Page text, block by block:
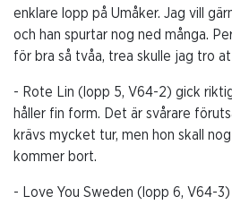
enklare lopp på Umåker. Jag vill
och han spurtar nog ned många.
för bra så tvåa, trea skulle jag tro
- Rote Lin (lopp 5, V64-2) gick
håller fin form. Det är svårare
krävs mycket tur, men hon skall
kommer bort.
- Love You Sweden (lopp 6, V64-